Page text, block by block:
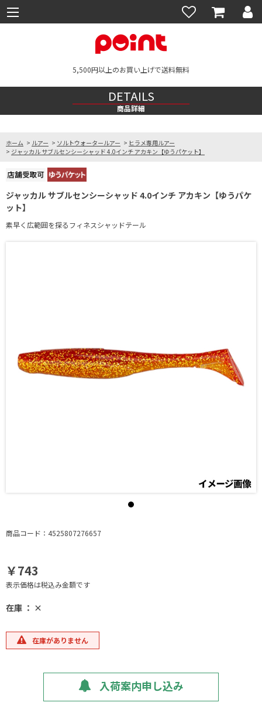
5,500円以上のお買い上げで送料無料
DETAILS
商品詳細
ホーム > ルアー > ソルトウォータールアー > ヒラメ専用ルアー
> ジャッカル サブルセンシーシャッド 4.0インチ アカキン【ゆうパケット】
ジャッカル サブルセンシーシャッド 4.0インチ アカキン【ゆうパケ
ット】
素早く広範囲を探るフィネスシャッドテール
商品コード：4525807276657
￥743
表示価格は税込み金額です
在庫 ： ×
在庫がありません
入荷案内申し込み